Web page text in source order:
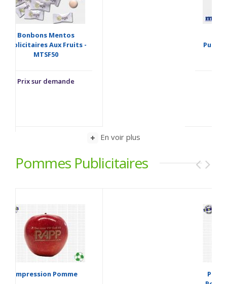
Rouleau Mentos
Publicitaire Mini Tube -
En voir plus
Pommes Publicitaires
Pomme Publicitaire -